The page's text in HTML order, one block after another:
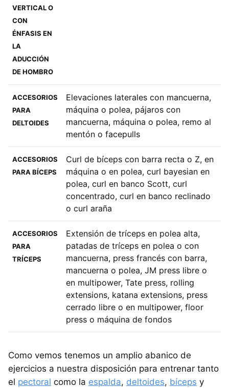
VERTICAL O
CON
ÉNFASIS EN
LA
ADUCCIÓN
DE HOMBRO
ACCESORIOS
PARA
DELTOIDES
Elevaciones laterales con mancuerna,
máquina o polea, pájaros con
mancuerna, máquina o polea, remo al
mentón o facepulls
ACCESORIOS
PARA BÍCEPS
Curl de bíceps con barra recta o Z, en
máquina o en polea, curl bayesian en
polea, curl en banco Scott, curl
concentrado, curl en banco reclinado
o curl araña
ACCESORIOS
PARA
TRÍCEPS
Extensión de tríceps en polea alta,
patadas de tríceps en polea o con
mancuerna, press francés con barra,
mancuerna o polea, JM press libre o
en multipower, Tate press, rolling
extensions, katana extensions, press
cerrado libre o en multipower, floor
press o máquina de fondos
Como vemos tenemos un amplio abanico de
ejercicios a nuestra disposición para entrenar tanto
el pectoral como la espalda, deltoides, bíceps y